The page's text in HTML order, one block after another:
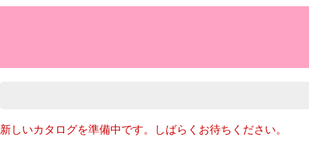
新しいカタログを準備中です。しばらくお待ちください。